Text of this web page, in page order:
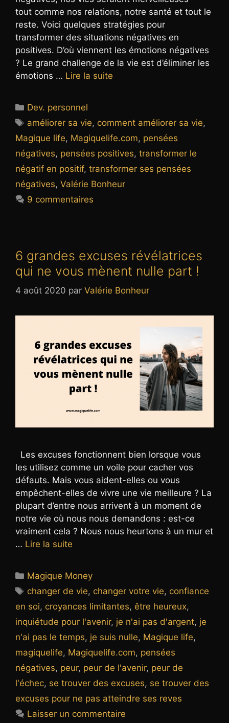
tout comme nos relations, notre santé et tout le
reste. Voici quelques stratégies pour
transformer des situations négatives en
positives. D’où viennent les émotions négatives
? Le grand challenge de la vie est d’éliminer les
émotions … Lire la suite
Catégories
Dev. personnel
Étiquettes
améliorer sa vie, comment améliorer sa vie,
Magique life, Magiquelife.com, pensées
négatives, pensées positives, transformer le
négatif en positif, transformer ses pensées
négatives, Valérie Bonheur
9 commentaires
6 grandes excuses révélatrices
qui ne vous mènent nulle part !
4 août 2020 par Valérie Bonheur
Les excuses fonctionnent bien lorsque vous
les utilisez comme un voile pour cacher vos
défauts. Mais vous aident-elles ou vous
empêchent-elles de vivre une vie meilleure ? La
plupart d’entre nous arrivent à un moment de
notre vie où nous nous demandons : est-ce
vraiment cela ? Nous nous heurtons à un mur et
… Lire la suite
Catégories
Magique Money
Étiquettes
changer de vie, changer votre vie, confiance
en soi, croyances limitantes, être heureux,
inquiétude pour l'avenir, je n'ai pas d'argent, je
n'ai pas le temps, je suis nulle, Magique life,
magiquelife, Magiquelife.com, pensées
négatives, peur, peur de l'avenir, peur de
l'échec, se trouver des excuses, se trouver des
excuses pour ne pas atteindre ses reves
Laisser un commentaire